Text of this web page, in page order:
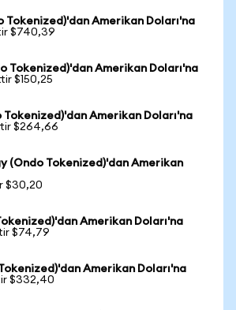
Tokenized)'dan Amerikan Doları'na
$740,39
Tokenized)'dan Amerikan Doları'na
$150,25
Tokenized)'dan Amerikan Doları'na
$264,66
(Ondo Tokenized)'dan Amerikan
$30,20
Amerikan Doları'na
$74,79
Amerikan Doları'na
$332,40